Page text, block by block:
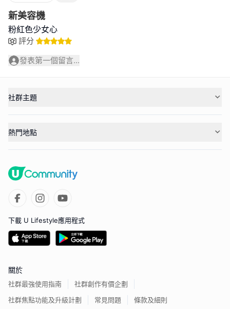
新美容機
粉紅色少女心
評分
發表第一個留言...
社群主題
熱門地點
下載 U Lifestyle應用程式
關於
社群最強使用指南
社群創作有價企劃
社群焦點功能及升級計劃
常見問題 條款及細則